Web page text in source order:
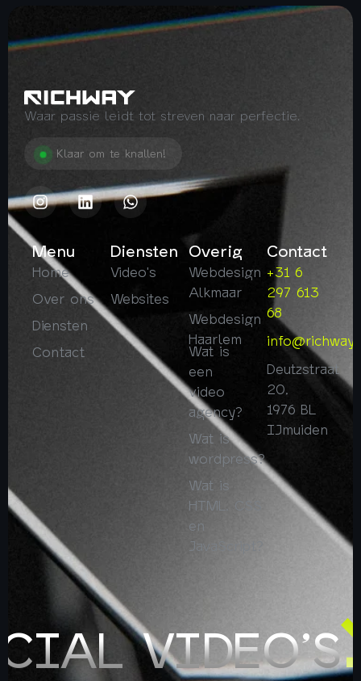
Waar passie leidt tot streven naar perfectie.
Klaar om te knallen!
Menu
Home
Over ons
Diensten
Contact
Diensten
Video's
Websites
Overig
Webdesign
Alkmaar
Webdesign
Haarlem
Wat is
een
video
agency?
Wat is
wordpress?
Wat is
HTML, CSS
en
JavaScript?
Contact
+31 6
297 613
68
Deutzstraat
20,
1976 BL
IJmuiden
VIDEO’S